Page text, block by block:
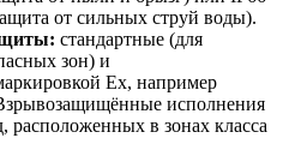
от сильных струй воды).
стандартные (для
зон) и
Ex, например
исполнения
расположенных в зонах класса